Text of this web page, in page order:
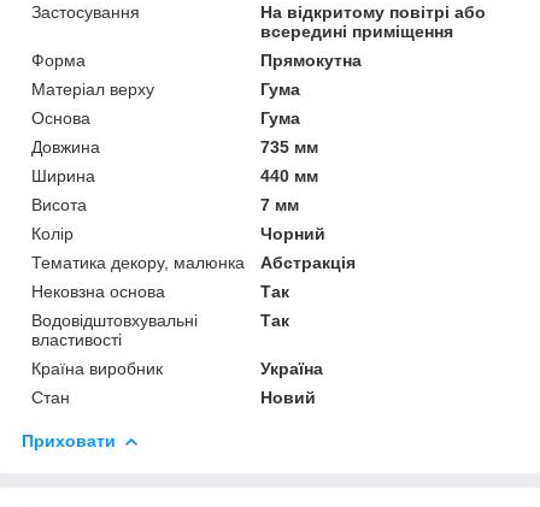
Застосування
На відкритому повітрі або
всередині приміщення
Форма
Прямокутна
Матеріал верху
Гума
Основа
Гума
Довжина
735 мм
Ширина
440 мм
Висота
7 мм
Колір
Чорний
Тематика декору, малюнка
Абстракція
Нековзна основа
Так
Водовідштовхувальні
властивості
Так
Країна виробник
Україна
Стан
Новий
Приховати